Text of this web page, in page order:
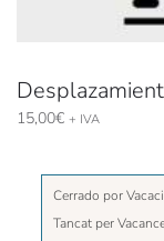
15,00€ + IVA
Cerrado por
Tancat per